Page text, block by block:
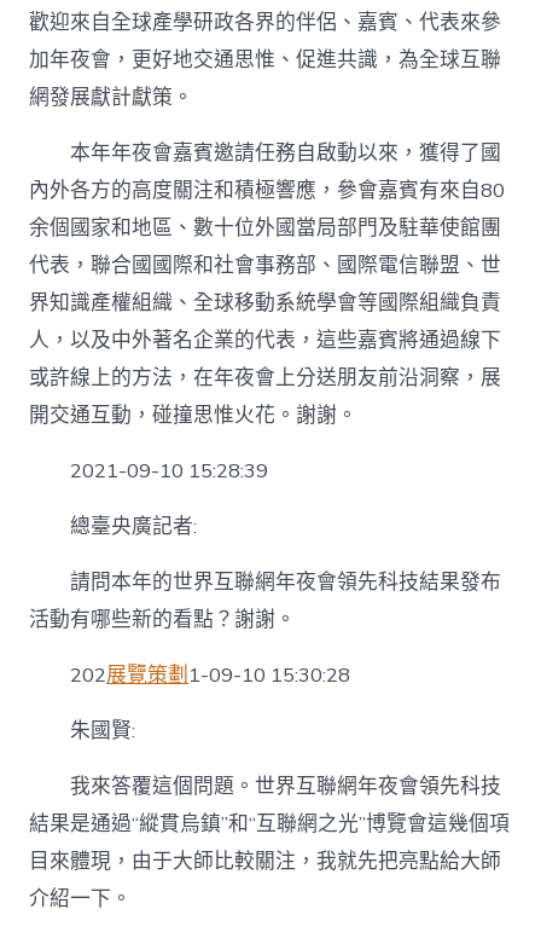
歡迎來自全球產學研政各界的伴侶、嘉賓、代表來參
加年夜會，更好地交通思惟、促進共識，為全球互聯
網發展獻計獻策。
本年年夜會嘉賓邀請任務自啟動以來，獲得了國
內外各方的高度關注和積極響應，參會嘉賓有來自80
余個國家和地區、數十位外國當局部門及駐華使館團
代表，聯合國國際和社會事務部、國際電信聯盟、世
界知識產權組織、全球移動系統學會等國際組織負責
人，以及中外著名企業的代表，這些嘉賓將通過線下
或許線上的方法，在年夜會上分送朋友前沿洞察，展
開交通互動，碰撞思惟火花。謝謝。
2021-09-10 15:28:39
總臺央廣記者:
請問本年的世界互聯網年夜會領先科技結果發布
活動有哪些新的看點？謝謝。
202展覽策劃 1-09-10 15:30:28
朱國賢:
我來答覆這個問題。世界互聯網年夜會領先科技
結果是通過“縱貫烏鎮”和“互聯網之光”博覽會這幾個項
目來體現，由于大師比較關注，我就先把亮點給大師
介紹一下。